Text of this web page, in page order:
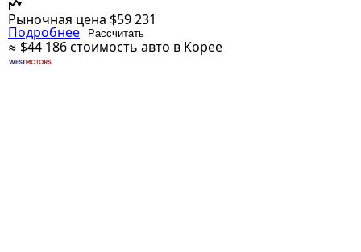
Рыночная цена $59 231
Подробнее Рассчитать
≈ $44 186стоимость авто в Корее